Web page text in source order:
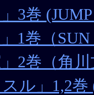
3巻
1巻（
2巻（角
ル」1,2巻